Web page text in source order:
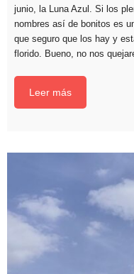
junio, la Luna Azul. Si los
nombres así de bonitos es
que seguro que los hay y
florido. Bueno, no nos
Leer más